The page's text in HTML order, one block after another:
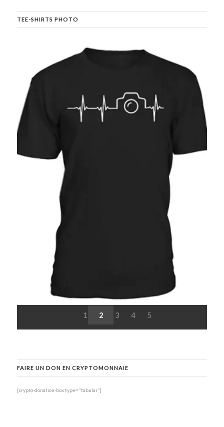
TEE-SHIRTS PHOTO
1 2 3 4 5
FAIRE UN DON EN CRYPTOMONNAIE
[crypto-donation-box type="tabular"]